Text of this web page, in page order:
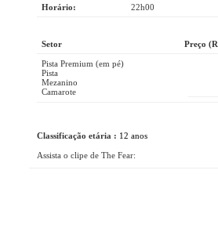
Horário: 22h00
Setor Preço
Pista Premium (em pé)
Pista
Mezanino
Camarote
Classificação etária : 12 anos
Assista o clipe de The Fear: